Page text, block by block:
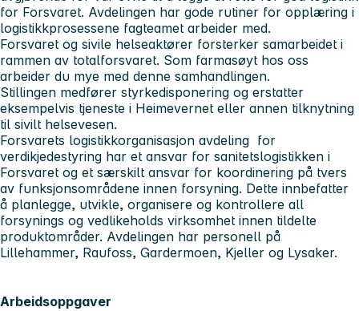
for Forsvaret. Avdelingen har gode rutiner for opplæring i
logistikkprosessene fagteamet arbeider med.
Forsvaret og sivile helseaktører forsterker samarbeidet i
rammen av totalforsvaret. Som farmasøyt hos oss
arbeider du mye med denne samhandlingen.
Stillingen medfører styrkedisponering og erstatter
eksempelvis tjeneste i Heimevernet eller annen tilknytning
til sivilt helsevesen.
Forsvarets logistikkorganisasjon avdeling for
verdikjedestyring har et ansvar for sanitetslogistikken i
Forsvaret og et særskilt ansvar for koordinering på tvers
av funksjonsområdene innen forsyning. Dette innbefatter
å planlegge, utvikle, organisere og kontrollere all
forsynings og vedlikeholds virksomhet innen tildelte
produktområder. Avdelingen har personell på
Lillehammer, Raufoss, Gardermoen, Kjeller og Lysaker.
Arbeidsoppgaver